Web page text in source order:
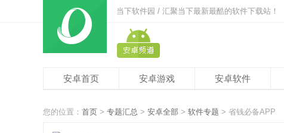
当下软件园 / 汇聚当下最新最酷的软件下载站！
安卓首页 安卓游戏 安卓软件
您的位置： 首页 > 专题汇总 > 安卓全部 > 软件专题 > 省钱必备APP